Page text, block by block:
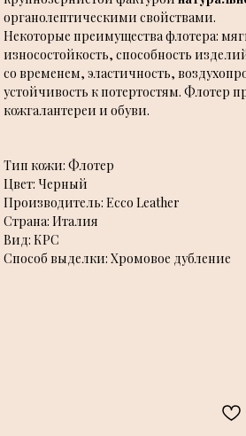
органолептическими свойствами.
Некоторые преимущества флотера:
износостойкость, способность
со временем, эластичность,
устойчивость к потертостям.
кожгалантереи и обуви.
Тип кожи: Флотер
Цвет: Черный
Производитель: Ecco Leather
Страна: Италия
Вид: КРС
Способ выделки: Хромовое дубление